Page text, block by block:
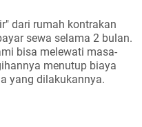
dari rumah kontrakan
sewa selama 2 bulan.
bisa melewati masa-
menutup biaya
yang dilakukannya.